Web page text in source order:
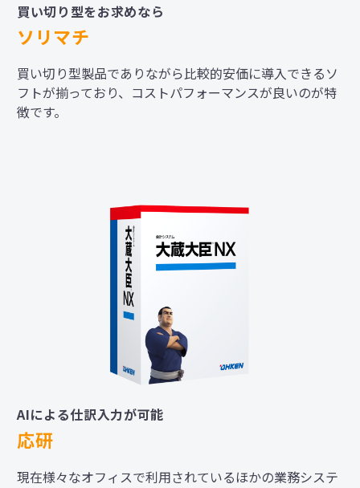
買い切り型をお求めなら
ソリマチ
買い切り型製品でありながら比較的安価に導入できるソ
フトが揃っており、コストパフォーマンスが良いのが特
徴です。
AIによる仕訳入力が可能
応研
現在様々なオフィスで利用されているほかの業務システ